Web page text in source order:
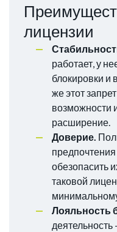
лицензии
работает, у
блокировки и
же этот
возможности
расширение.
Доверие.
предпочтения
обезопасить
таковой
Лояльность
деятельность